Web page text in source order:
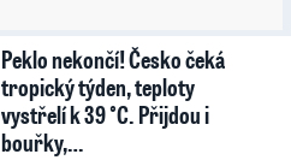
Peklo nekončí! Česko čeká
tropický týden, teploty
vystřelí k 39 °C. Přijdou i
bouřky,…